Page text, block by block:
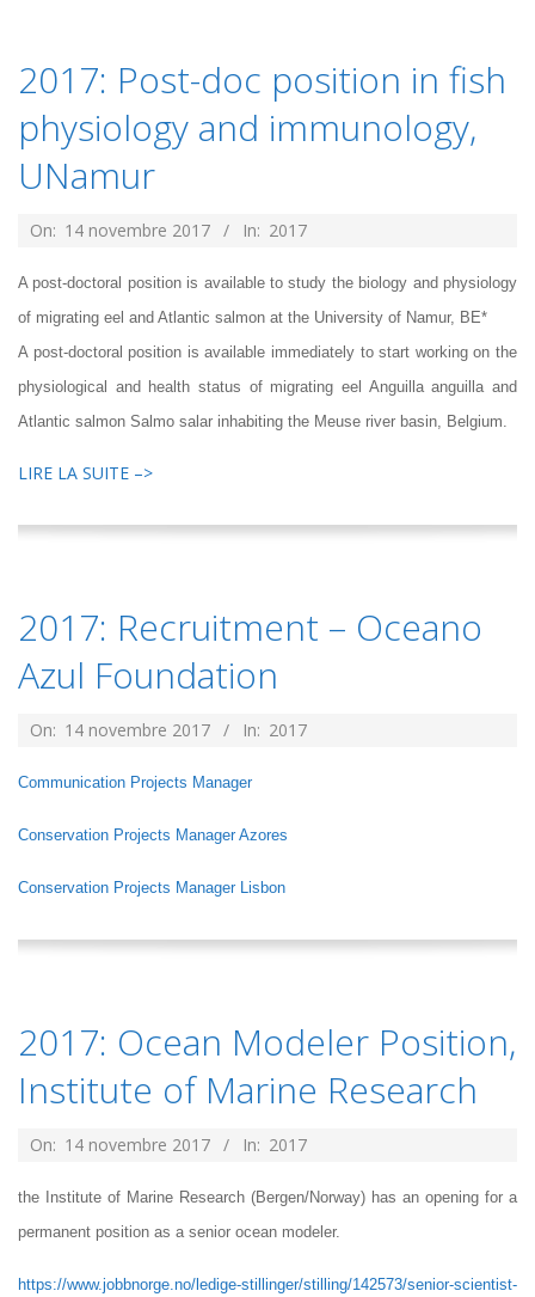
2017: Post-doc position in fish
physiology and immunology,
UNamur
2017-
14
On: 14 novembre 2017 In: 2017
A post-doctoral position is available to study the biology and physiology
of migrating eel and Atlantic salmon at the University of Namur, BE*
A post-doctoral position is available immediately to start working on the
physiological and health status of migrating eel Anguilla anguilla and
Atlantic salmon Salmo salar inhabiting the Meuse river basin, Belgium.
LIRE LA SUITE –>
2017: Recruitment – Oceano
Azul Foundation
2017-
14
On: 14 novembre 2017 In: 2017
Communication Projects Manager
Conservation Projects Manager Azores
Conservation Projects Manager Lisbon
2017: Ocean Modeler Position,
Institute of Marine Research
2017-
14
On: 14 novembre 2017 In: 2017
the Institute of Marine Research (Bergen/Norway) has an opening for a
permanent position as a senior ocean modeler.
https://www.jobbnorge.no/ledige-stillinger/stilling/142573/senior-scientist-